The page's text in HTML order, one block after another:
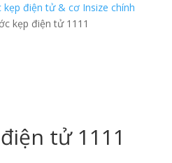
kẹp điện tử & cơ Insize chính
kẹp điện tử 1111
tử 1111